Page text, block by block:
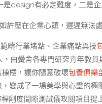
design有必定難度，二是
許壓在企業心頭，遲遲無法
疇行業堵點、企業痛點與技
由黌舍各專門研究青年教
樓，讓你隨意破壞包養俱樂
變成了一場美學與心靈的
剛度間隙測試儀攻關項目提